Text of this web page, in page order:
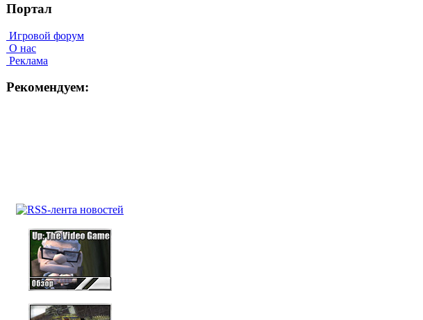
Портал
Игровой форум
О нас
Реклама
Рекомендуем: